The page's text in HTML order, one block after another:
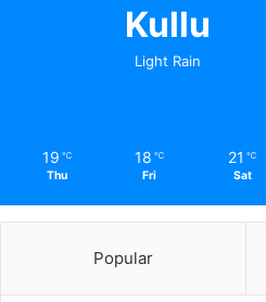
Kullu
Light Rain
19 ℃
Thu
18 ℃
Fri
21 ℃
Sat
Popular